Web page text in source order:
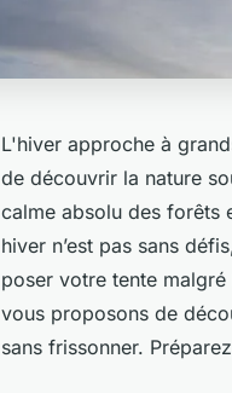
L'hiver approche à
de découvrir la nature
calme absolu des forêts
hiver n’est pas sans
poser votre tente
vous proposons de
sans frissonner.